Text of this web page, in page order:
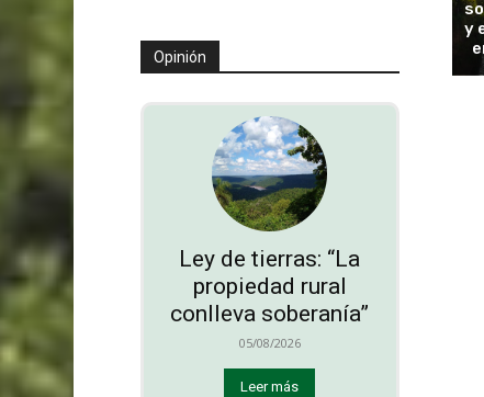
Opinión
Ley de tierras: “La
propiedad rural
conlleva soberanía”
05/08/2026
Leer más
y